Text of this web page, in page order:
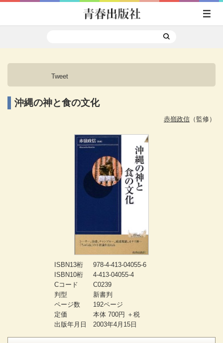
Tweet
沖縄の神と食の文化
赤嶺政信 （監修）
ISBN13桁
978-4-413-04055-6
ISBN10桁
4-413-04055-4
Cコード
C0239
判型
新書判
ページ数
192ページ
定価
本体 700円 ＋税
出版年月日
2003年4月15日